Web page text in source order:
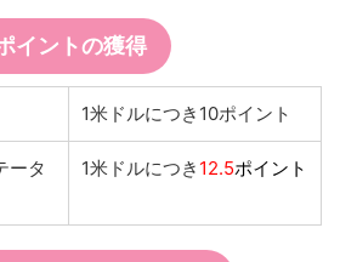
イントの獲得
1米ドルにつき10ポイント
ータ
1米ドルにつき 12.5ポイント